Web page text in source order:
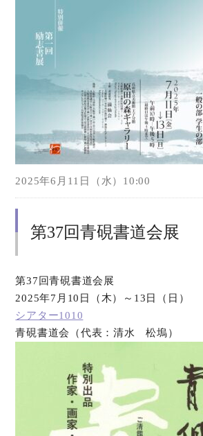
2025年6月11日（水）10:00
第37回青硯書道会展
第37回青硯書道会展
2025年7月10日（木）～13日（日）
シアター1010
青硯書道会（代表：清水 松塢）